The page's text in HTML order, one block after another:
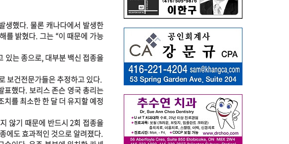
생했다. 물론 캐나다에서 발생한
를 밝혔다. 그는 “이 때문에 가능
있는 종으로, 대부분 백신 접종을
보건전문가들은 추정하고 있다.
표했다. 보리스 존슨 영국 총리는
를 최소한 한 달 더 유지할 예정
않기 때문에 반드시 2회 접종을
에도 효과적인 것으로 알려졌다.